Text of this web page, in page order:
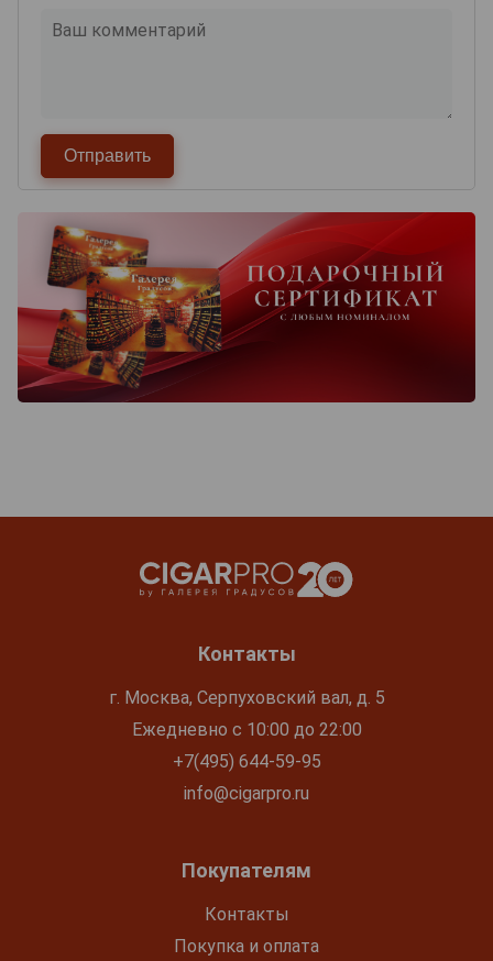
Контакты
г. Москва, Серпуховский вал, д. 5
Ежедневно с 10:00 до 22:00
+7(495) 644-59-95
info@cigarpro.ru
Покупателям
Контакты
Покупка и оплата